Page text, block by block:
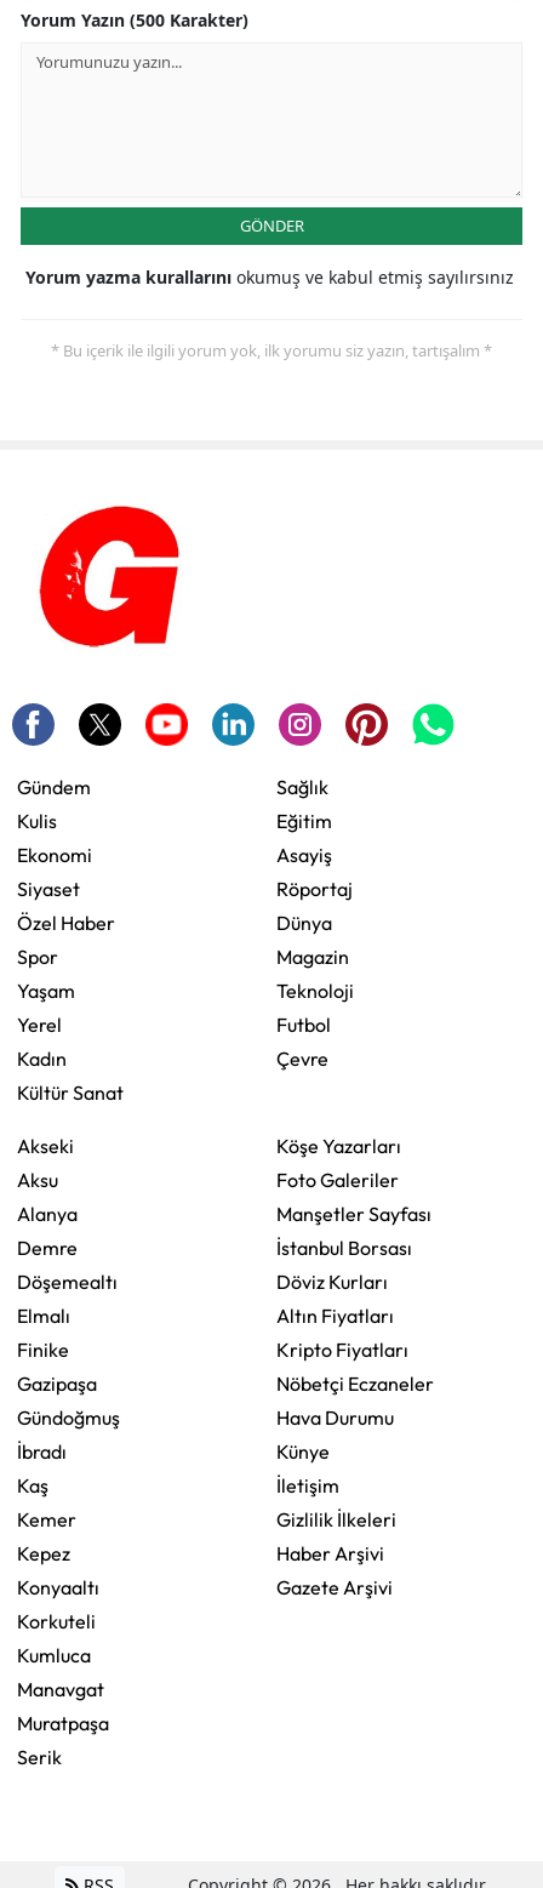
Yorum Yazın (500 Karakter)
GÖNDER
Yorum yazma kurallarını okumuş ve kabul etmiş sayılırsınız
* Bu içerik ile ilgili yorum yok, ilk yorumu siz yazın, tartışalım *
Gündem
Kulis
Ekonomi
Siyaset
Özel Haber
Spor
Yaşam
Yerel
Kadın
Kültür Sanat
Sağlık
Eğitim
Asayiş
Röportaj
Dünya
Magazin
Teknoloji
Futbol
Çevre
Akseki
Aksu
Alanya
Demre
Döşemealtı
Elmalı
Finike
Gazipaşa
Gündoğmuş
İbradı
Kaş
Kemer
Kepez
Konyaaltı
Korkuteli
Kumluca
Manavgat
Muratpaşa
Serik
Köşe Yazarları
Foto Galeriler
Manşetler Sayfası
İstanbul Borsası
Döviz Kurları
Altın Fiyatları
Kripto Fiyatları
Nöbetçi Eczaneler
Hava Durumu
Künye
İletişim
Gizlilik İlkeleri
Haber Arşivi
Gazete Arşivi